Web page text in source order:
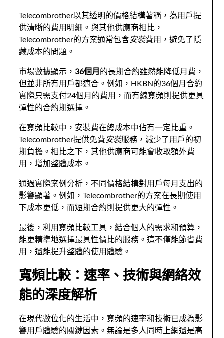
Telecombrother以其透明的價格結構著稱，為用戶提
供清晰的費用明細。與其他供應商相比，
Telecombrother的方案通常包含安裝費用，避免了隱
藏成本的問題。
市場數據顯示， 36個月 的長期合約雖然能降低月費，
但並非所有用戶都適合。例如，HKBN的36個月合約
實際只需支付24個月的費用，而有線寬頻則提供更具
彈性的合約期選擇。
在寬頻比較中，安裝費在總成本中佔有一定比重。
Telecombrother提供免費安裝服務，減少了用戶的初
期負擔。相比之下，其他供應商可能會收取額外費
用，增加整體成本。
通過實際案例分析，不同價格結構對用戶每月支出的
影響顯著。例如，Telecombrother的方案在長期使用
下成本更低，而短期合約則提供更大的彈性。
最後，利用寬頻比較工具，結合個人的需求和預算，
能更精準地選擇最具性價比的服務。這不僅能節省費
用，還能提升整體的使用體驗。
寬頻比較：速率、技術與網絡效
能的深度解析
在現代數位化的生活中，寬頻的速率和技術已成為影
響用戶體驗的關鍵因素。無論是多人同時上網還是高